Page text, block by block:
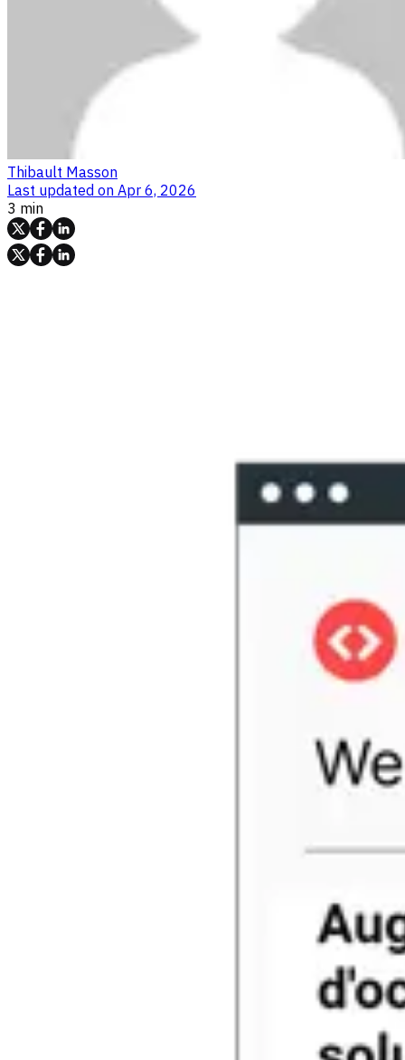
Thibault Masson
Last updated on Apr 6, 2026
3 min